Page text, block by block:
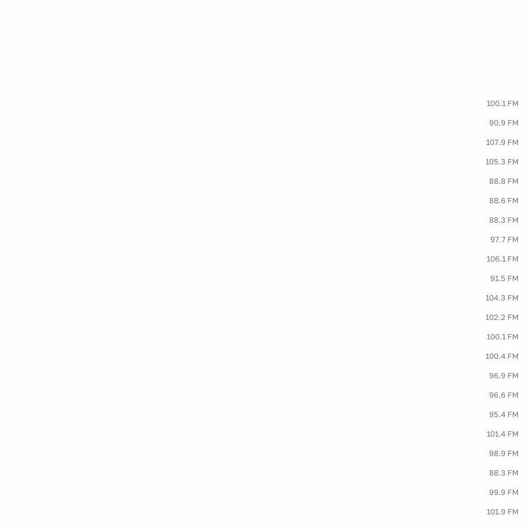
100.1 FM
90.9 FM
107.9 FM
105.3 FM
88.8 FM
88.6 FM
88.3 FM
97.7 FM
106.1 FM
91.5 FM
104.3 FM
102.2 FM
100.1 FM
100.4 FM
96.9 FM
96.6 FM
95.4 FM
101.4 FM
98.9 FM
88.3 FM
99.9 FM
101.9 FM